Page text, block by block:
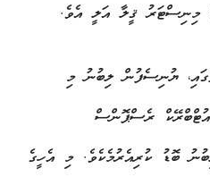
މިނިސްޓަރު ޤީލާ އަލީ އެވެ.
ޔުނިސެފުން ލިބުނު މި
ރެސްޕޮންސް
ބޮޑު ކުރިއެރުމެކެވެ. މި އެހީގެ